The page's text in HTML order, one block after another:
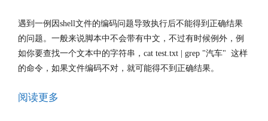
遇到一例因shell文件的编码问题导致执行后不能得到正确结果
的问题。一般来说脚本中不会带有中文，不过有时候例外，例
如你要查找一个文本中的字符串，cat test.txt | grep "汽车" 这样
的命令，如果文件编码不对，就可能得不到正确结果。
阅读更多